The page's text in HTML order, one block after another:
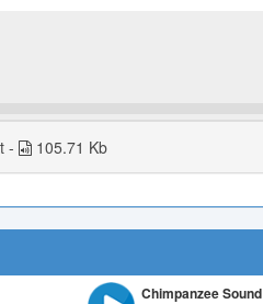
- 105.71 Kb
Chimpanzee Sound